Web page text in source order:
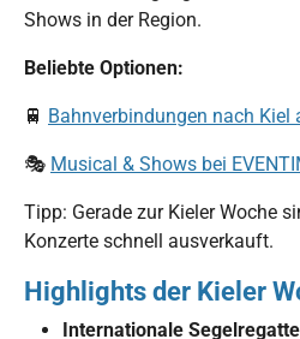
Shows in der Region.
Beliebte Optionen:
🚆 Bahnverbindungen nach Kiel
🎭 Musical & Shows bei
Tipp: Gerade zur Kieler Woche
Konzerte schnell ausverkauft.
Highlights der Kieler
Internationale